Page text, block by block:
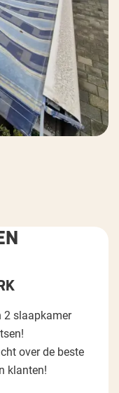
2 slaapkamer
over de beste
klanten!